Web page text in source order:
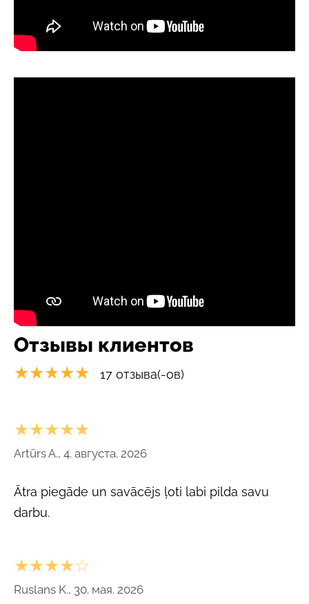
Отзывы клиентов
★★★★★ 17 отзыва(-ов)
★★★★★
Artūrs A., 4. августа. 2026
Ātra piegāde un savācējs ļoti labi pilda savu
darbu.
★★★★☆
Ruslans K., 30. мая. 2026